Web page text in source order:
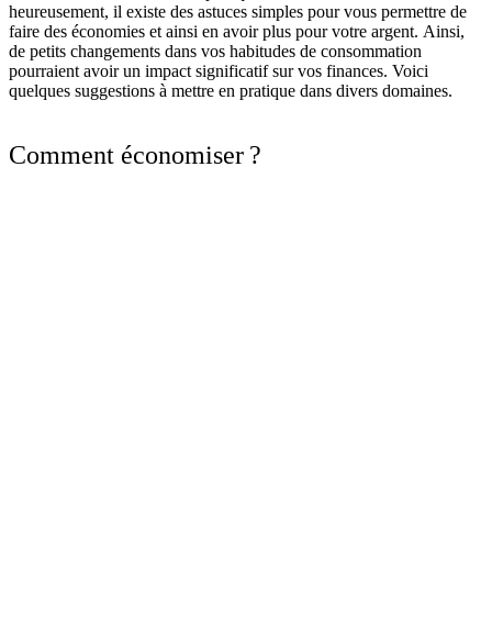
heureusement, il existe des astuces simples pour vous permettre de
faire des économies et ainsi en avoir plus pour votre argent. Ainsi,
de petits changements dans vos habitudes de consommation
pourraient avoir un impact significatif sur vos finances. Voici
quelques suggestions à mettre en pratique dans divers domaines.
Comment économiser ?